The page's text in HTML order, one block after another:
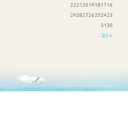
16
17
18
19
20
21
22
23
24
25
26
27
28
29
30
31
« נוב